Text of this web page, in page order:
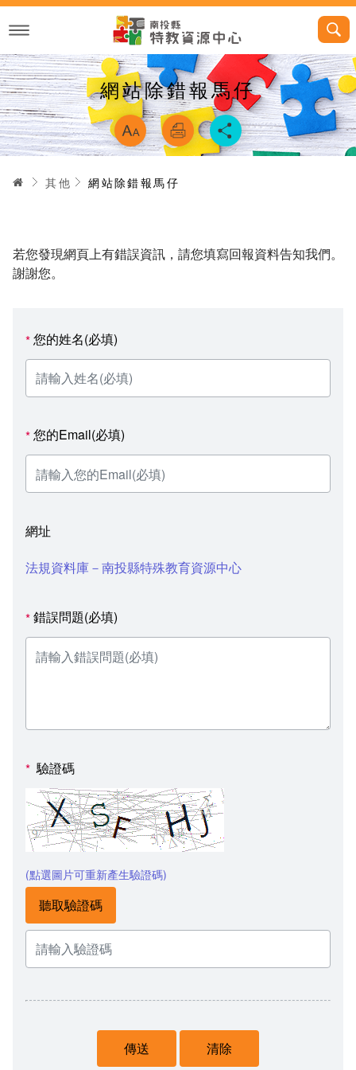
跳
主
內
容
網站除錯報馬仔 略過字型切換
首頁其他 網站除錯報馬仔
若您發現網頁上有錯誤資訊，請您填寫回報資料告知我們。
謝謝您。
*您的姓名(必填)
*您的Email(必填)
網址
法規資料庫－南投縣特殊教育資源中心
*錯誤問題(必填)
* 驗證碼
(點選圖片可重新產生驗證碼)
聽取驗證碼